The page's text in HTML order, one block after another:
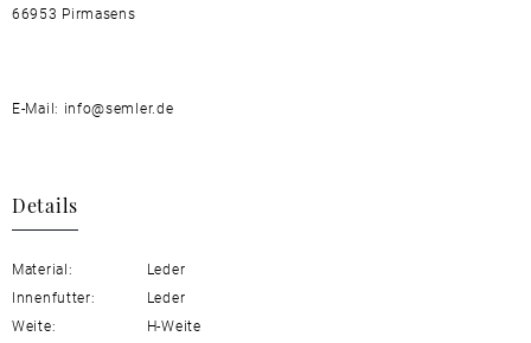
66953 Pirmasens
E-Mail: info@semler.de
Details
Material:
Leder
Innenfutter:
Leder
Weite:
H-Weite